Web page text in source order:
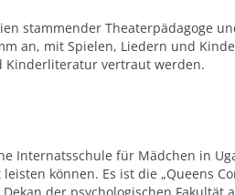
stammender Theaterpädagoge
an, mit Spielen, Liedern und
vertraut werden.
Internatsschule für Mädchen in
können. Es ist die „Queens